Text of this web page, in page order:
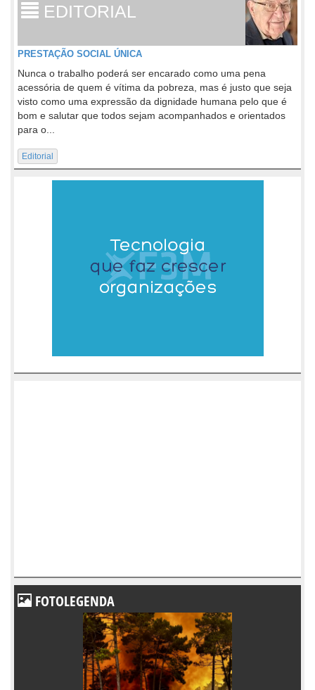
EDITORIAL
PRESTAÇÃO SOCIAL ÚNICA
Nunca o trabalho poderá ser encarado como uma pena
acessória de quem é vítima da pobreza, mas é justo que seja
visto como uma expressão da dignidade humana pelo que é
bom e salutar que todos sejam acompanhados e orientados
para o...
Editorial
FOTOLEGENDA